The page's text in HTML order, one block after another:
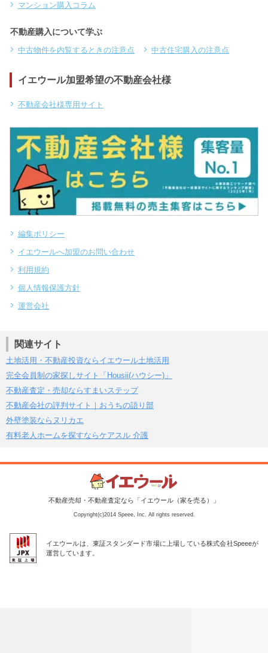
マンション購入コラム
不動産購入について学ぶ
中古物件を内覧するときの注意点 中古住宅購入の注意点
イエウール加盟希望の不動産会社様
不動産会社様専用サイト
編集ポリシー
イエウールへ加盟のお問い合わせ
利用規約
個人情報保護方針
運営会社
関連サイト
土地活用・不動産投資ならイエウール土地活用
完全会員制の家探しサイト「Housii(ハウシー)」
不動産査定・売却ならすまいステップ
不動産会社の評判サイト｜おうちの語り部
外壁塗装ならヌリカエ
有料老人ホームを探すならケアスル 介護
不動産売却・不動産査定なら「イエウール（家を売る）」
Copyright(c)2014 Speee, Inc. All rights reserved.
イエウールは、東証スタンダード市場に上場している株式会社Speeeが
運営しています。